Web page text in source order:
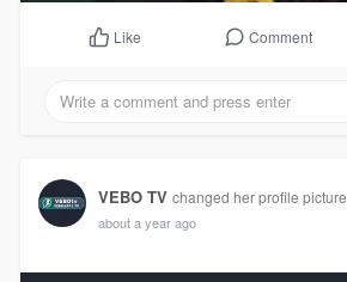
Like Comment
VEBO TV changed her profile picture
about a year ago